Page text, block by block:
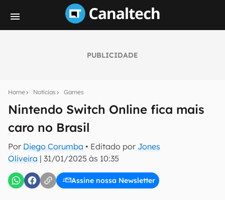
PUBLICIDADE
Home Notícias Games
Nintendo Switch Online fica mais
caro no Brasil
Por Diego Corumba • Editado por Jones
Oliveira | 31/01/2025 às 10:35
Assine nossa Newsletter
notícias e reviews sobre tecnologia em primeira
mão.
E-mail